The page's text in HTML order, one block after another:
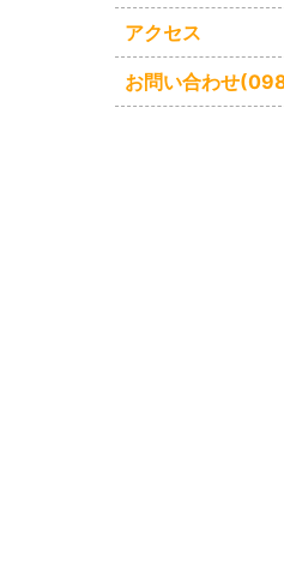
アクセス
お問い合わせ